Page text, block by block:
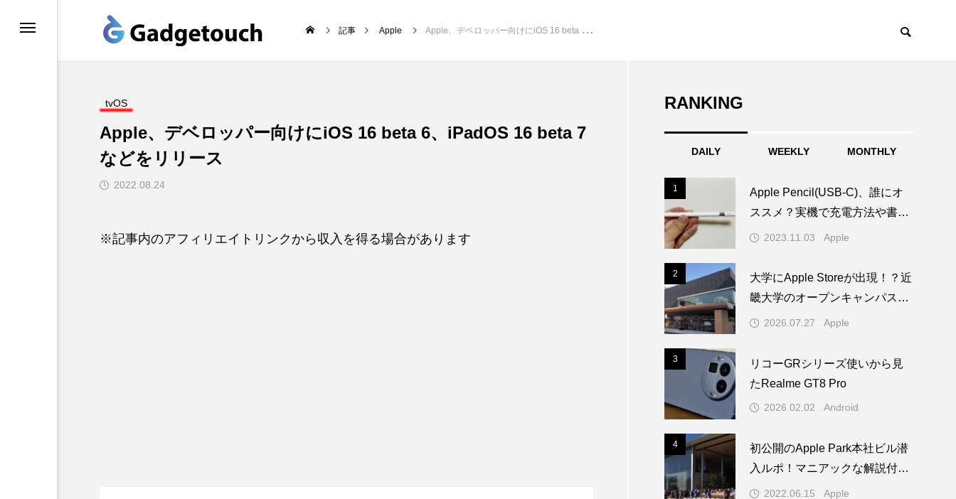
記事 Apple Apple、デベロッパー向けにiOS 16 beta 6、iPadOS 16 beta 7などをリリース
tvOS
Apple、デベロッパー向けにiOS 16 beta 6、iPadOS 16 beta 7
などをリリース
2022.08.24
※記事内のアフィリエイトリンクから収入を得る場合があります
RANKING
DAILY WEEKLY MONTHLY
1
Apple Pencil(USB-C)、誰にオ
ススメ？実機で充電方法や書き
心地を試してみた！
2023.11.03 Apple
2
大学にApple Storeが出現！？近
畿大学のオープンキャンパスに
1日限りの特別なAppleブースが
2026.07.27 Apple
3
リコーGRシリーズ使いから見
たRealme GT8 Pro
2026.02.02 Android
4
初公開のApple Park本社ビル潜
入ルポ！マニアックな解説付き
／WWDC22 ー 1/2
2022.06.15 Apple